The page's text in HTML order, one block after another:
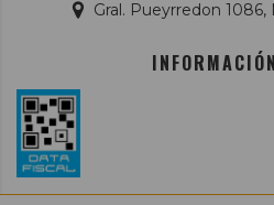
Gral. Pueyrredon 1086,